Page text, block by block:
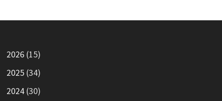
2026(15)
2025(34)
2024(30)